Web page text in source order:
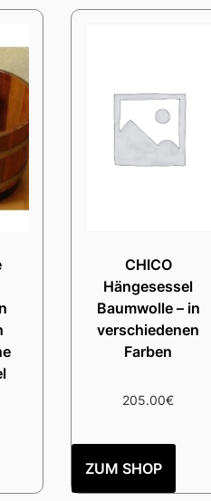
CHICO
Hängesessel
Baumwolle – in
verschiedenen
Farben
205.00€
ZUM SHOP